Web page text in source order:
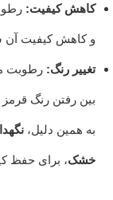
کاهش کیفیت:
و کاهش کیفیت آن
تغییر رنگ: رطوبت
بین رفتن رنگ
به همین دلیل،
خشک، برای حفظ